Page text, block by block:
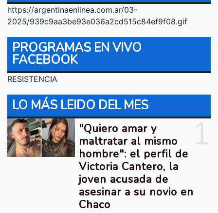
https://argentinaenlinea.com.ar/03-
2025/939c9aa3be93e036a2cd515c84ef9f08.gif
PROGRAMAS EN VIVO
FACEBOOK
RESISTENCIA
LO MÁS LEIDO DEL MES
"Quiero amar y
maltratar al mismo
hombre": el perfil de
Victoria Cantero, la
joven acusada de
asesinar a su novio en
Chaco